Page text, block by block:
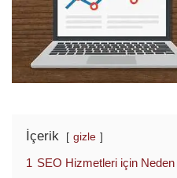
İçerik gizle
1 SEO Hizmetleri için